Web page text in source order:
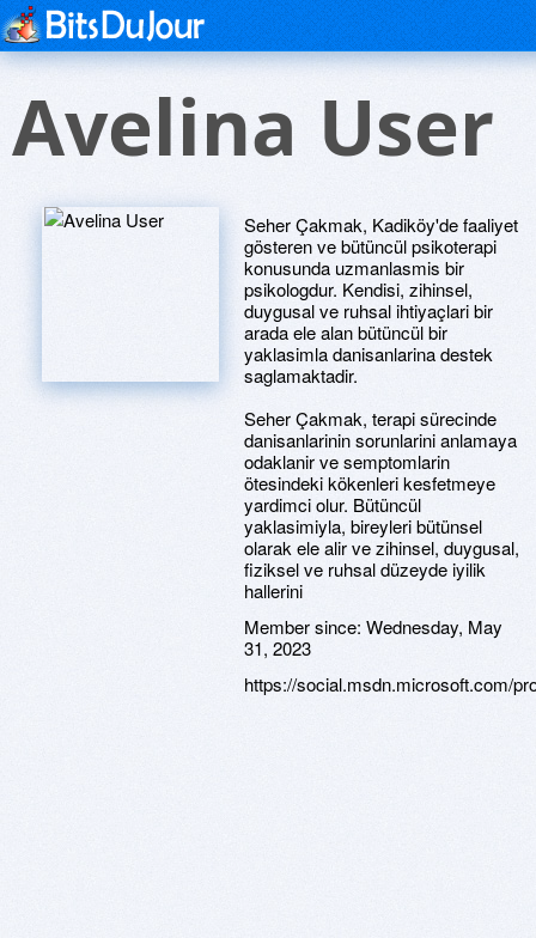
Avelina User
Seher Çakmak, Kadiköy'de faaliyet
gösteren ve bütüncül psikoterapi
konusunda uzmanlasmis bir
psikologdur. Kendisi, zihinsel,
duygusal ve ruhsal ihtiyaçlari bir
arada ele alan bütüncül bir
yaklasimla danisanlarina destek
saglamaktadir.
Seher Çakmak, terapi sürecinde
danisanlarinin sorunlarini anlamaya
odaklanir ve semptomlarin
ötesindeki kökenleri kesfetmeye
yardimci olur. Bütüncül
yaklasimiyla, bireyleri bütünsel
olarak ele alir ve zihinsel, duygusal,
fiziksel ve ruhsal düzeyde iyilik
hallerini
Member since: Wednesday, May
31, 2023
https://social.msdn.microsoft.com/